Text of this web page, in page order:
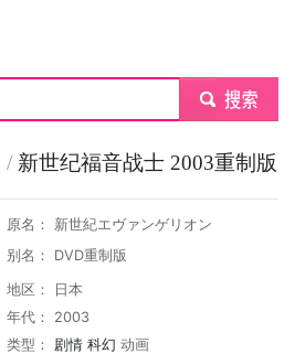
submit
/ 新世纪福音战士 2003重制版
原名： 新世紀エヴァンゲリオン
别名： DVD重制版
地区： 日本
年代： 2003
类型： 剧情 科幻 动画